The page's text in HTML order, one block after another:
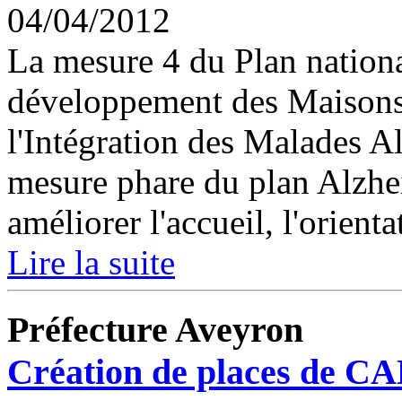
04/04/2012
La mesure 4 du Plan
développement des
l'Intégration des Malades
mesure phare du plan
améliorer l'accueil,
Lire la suite
Préfecture Aveyron
Création de places de